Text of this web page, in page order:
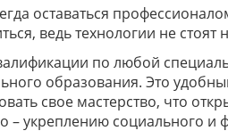
оставаться
ведь технологии не стоят
по любой
образования. Это
свое мастерство, что
– укреплению социального